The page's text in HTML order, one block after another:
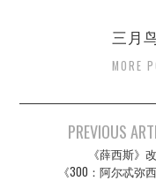
三月
MORE
navigation
PREVIOUS
《薛西斯》
《300：阿尔忒弥